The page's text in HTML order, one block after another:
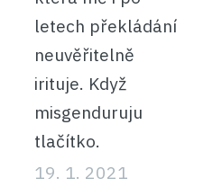
letech překládání
neuvěřitelně
irituje. Když
misgenduruju
tlačítko.
19. 1. 2021